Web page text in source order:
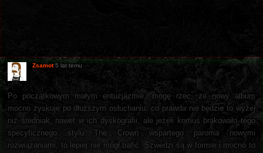
Zsamot 5 lat temu
Po początkowym małym entuzjazmie, mogę rzec, że nowy album
mocno zyskuje po dłuższym osłuchaniu. co prawda nie będzie to wyżej
niż średniak, nawet w ich dyskografii, ale jeżeli komuś brakowało tego
specyficznego stylu The Crown wspartego paroma nowymi
rozwiązaniami, to lepiej nie mógł trafić. Szwedzi są w formie i mocno to